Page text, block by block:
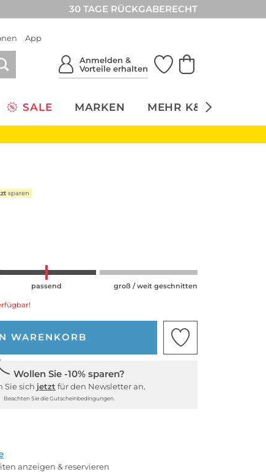
30 TAGE RÜCKGABERECHT
App
Anmelden &
Vorteile erhalten
SALE MARKEN MEHR K&Ö
sparen
passend groß / weit geschnitten
WARENKORB
Wollen Sie -10% sparen?
Sie sich jetzt für den Newsletter an.
Beachten Sie die Gutscheinbedingungen.
anzeigen & reservieren